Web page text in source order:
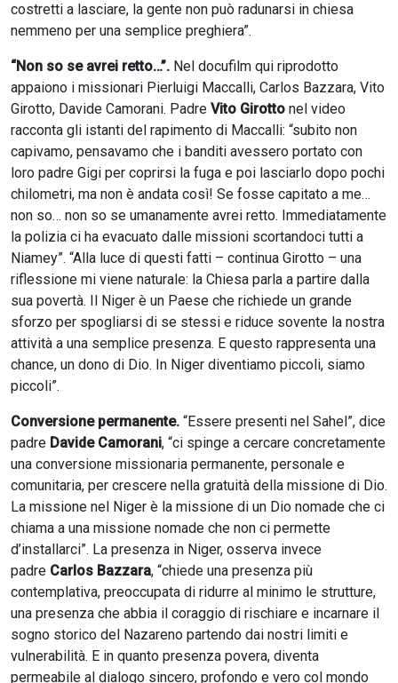
costretti a lasciare, la gente non può radunarsi in chiesa
nemmeno per una semplice preghiera”.
“Non so se avrei retto…”. Nel docufilm qui riprodotto
appaiono i missionari Pierluigi Maccalli, Carlos Bazzara, Vito
Girotto, Davide Camorani. Padre Vito Girotto nel video
racconta gli istanti del rapimento di Maccalli: “subito non
capivamo, pensavamo che i banditi avessero portato con
loro padre Gigi per coprirsi la fuga e poi lasciarlo dopo pochi
chilometri, ma non è andata così! Se fosse capitato a me…
non so… non so se umanamente avrei retto. Immediatamente
la polizia ci ha evacuato dalle missioni scortandoci tutti a
Niamey”. “Alla luce di questi fatti – continua Girotto – una
riflessione mi viene naturale: la Chiesa parla a partire dalla
sua povertà. Il Niger è un Paese che richiede un grande
sforzo per spogliarsi di se stessi e riduce sovente la nostra
attività a una semplice presenza. E questo rappresenta una
chance, un dono di Dio. In Niger diventiamo piccoli, siamo
piccoli”.
Conversione permanente. “Essere presenti nel Sahel”, dice
padre Davide Camorani, “ci spinge a cercare concretamente
una conversione missionaria permanente, personale e
comunitaria, per crescere nella gratuità della missione di Dio.
La missione nel Niger è la missione di un Dio nomade che ci
chiama a una missione nomade che non ci permette
d’installarci”. La presenza in Niger, osserva invece
padre Carlos Bazzara, “chiede una presenza più
contemplativa, preoccupata di ridurre al minimo le strutture,
una presenza che abbia il coraggio di rischiare e incarnare il
sogno storico del Nazareno partendo dai nostri limiti e
vulnerabilità. E in quanto presenza povera, diventa
permeabile al dialogo sincero, profondo e vero col mondo